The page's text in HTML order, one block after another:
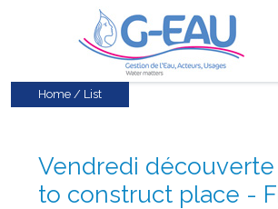
Home / List
Vendredi
to construct place -